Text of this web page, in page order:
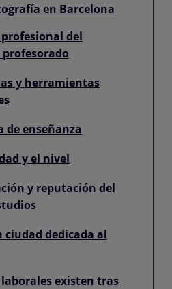
en Barcelona
del
y herramientas
de enseñanza
y el nivel
y reputación del
ciudad dedicada al
existen tras